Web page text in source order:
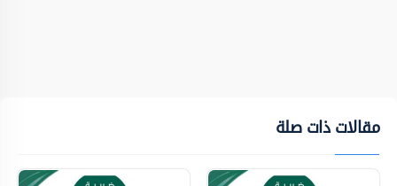
مقالات ذات صلة